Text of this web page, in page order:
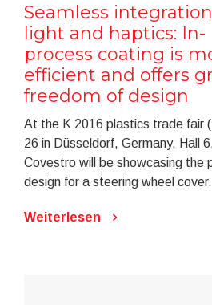
Seamless
light and haptics: In-
process coating is
efficient and offers
freedom of design
At the K 2016 plastics trade fair
26 in Düsseldorf, Germany, Hall
Covestro will be showcasing the
design for a steering wheel cover.
Weiterlesen